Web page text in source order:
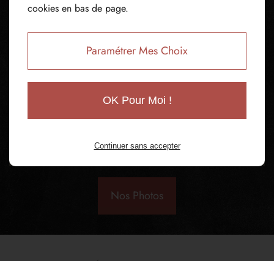
Nos Photos
cookies en bas de page.
Paramétrer Mes Choix
OK Pour Moi !
Continuer sans accepter